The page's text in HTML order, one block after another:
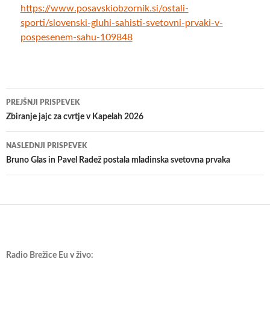
https://www.posavskiobzornik.si/ostali-
sporti/slovenski-gluhi-sahisti-svetovni-prvaki-v-
pospesenem-sahu-109848
Krmarjenje
po
prispevkih
PREJŠNJI PRISPEVEK
Zbiranje jajc za cvrtje v Kapelah 2026
NASLEDNJI PRISPEVEK
Bruno Glas in Pavel Radež postala mladinska svetovna prvaka
Radio Brežice Eu v živo: